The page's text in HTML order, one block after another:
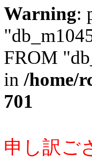
Warning:
FROM
in /home/
701
申し訳ご